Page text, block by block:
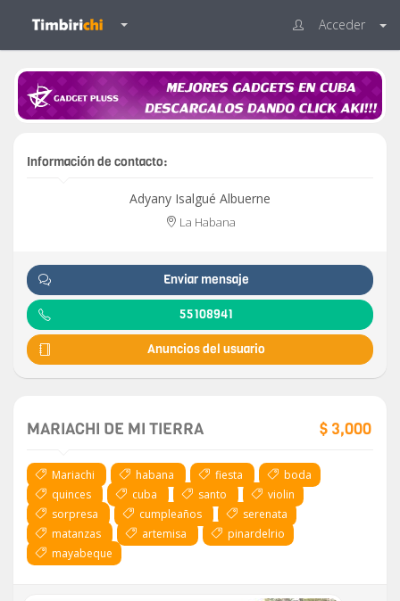
Acceder
Información de contacto:
Adyany Isalgué Albuerne
La Habana
Enviar mensaje
55108941
Anuncios del usuario
MARIACHI DE MI TIERRA $ 3,000
Mariachi habana fiesta
boda
quinces
cuba santo
violin
sorpresa
cumpleaños
serenata
matanzas
artemisa
pinardelrio
mayabeque